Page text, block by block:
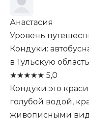
Анастасия
Уровень
Кондуки:
в Тульскую область
★★★★★ 5,0
Кондуки это
голубой водой,
живописными